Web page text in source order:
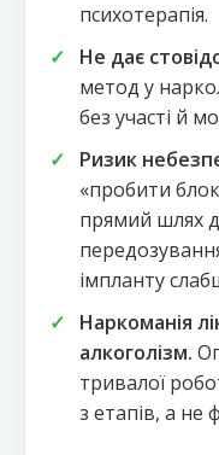
психотерапія.
Не дає
метод у
без участі й
Ризик
«пробити
прямий шлях
імпланту
Наркоманія
алкоголізм.
тривалої
з етапів, а не